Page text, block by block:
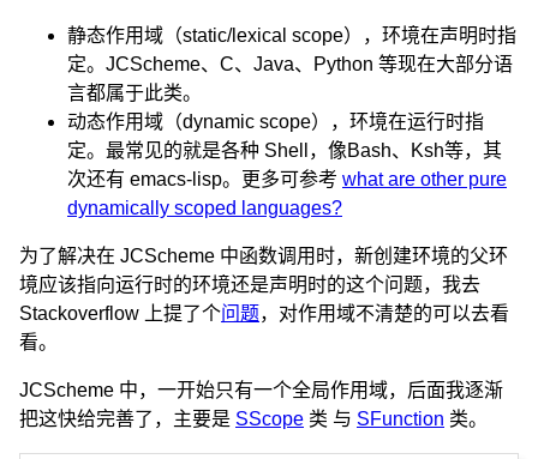
静态作用域（static/lexical scope），环境在声明时指
定。JCScheme、C、Java、Python 等现在大部分语
言都属于此类。
动态作用域（dynamic scope），环境在运行时指
定。最常见的就是各种 Shell，像Bash、Ksh等，其
次还有 emacs-lisp。更多可参考 what are other pure
dynamically scoped languages?
为了解决在 JCScheme 中函数调用时，新创建环境的父环
境应该指向运行时的环境还是声明时的这个问题，我去
Stackoverflow 上提了个问题，对作用域不清楚的可以去看
看。
JCScheme 中，一开始只有一个全局作用域，后面我逐渐
把这快给完善了，主要是 SScope 类 与 SFunction 类。